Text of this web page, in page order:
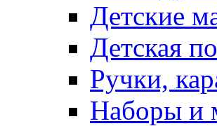
Детские
Детская
Ручки,
Наборы и